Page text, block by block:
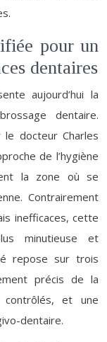
pour un
dentaires
aujourd’hui la
dentaire.
docteur Charles
de l’hygiène
la zone où se
Contrairement
inefficaces, cette
minutieuse et
repose sur trois
précis de la
contrôlés, et une
dentaire.